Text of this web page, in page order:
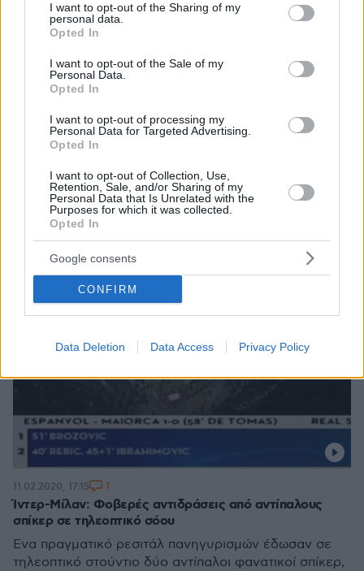
not limited to your visit or usage behaviour. You may click to
grant or deny consent to Google and its third-party tags to
use your data for below specified purposes in below Google
consent section.
I want to opt-out of the Sharing of my
personal data.
Opted In
I want to opt-out of the Sale of my
Personal Data.
Opted In
I want to opt-out of processing my
Personal Data for Targeted Advertising.
Opted In
I want to opt-out of Collection, Use,
Retention, Sale, and/or Sharing of my
Personal Data that Is Unrelated with the
Purposes for which it was collected.
Opted In
Google consents
CONFIRM
Data Deletion Data Access Privacy Policy
στην Αίγυπτο, χτυπούσε το τραπέζι και έβριζε
Ο 52χρονος εκφωνητής μετέφερε όλο το πάθος της
να κάνει τον γύρο του διαδικτύου και να
συγκεντρώνει εκατομμύρια προβολές
Ίντερ-Μίλαν: Φοβερές αντιδράσεις από αντίπαλους
σπίκερ σε τηλεοπτικό σόου
Ένα πραγματικό ρεσιτάλ πανηγυρισμών έδωσαν σε
τηλεοπτικό στούντιο δύο αντίπαλοι φανατικοί σπίκερ,
11.02.2020, 17:15 1